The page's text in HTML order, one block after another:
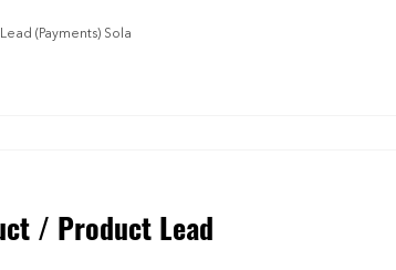
(Payments) Sola
/ Product Lead